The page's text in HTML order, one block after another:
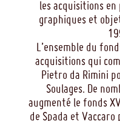
les acquisitions
graphiques et
L’ensemble du
acquisitions qui
Pietro da Rimini
Soulages. De
augmenté le fonds
de Spada et